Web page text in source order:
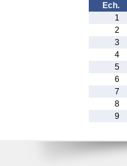
Ech.
1
2
3
4
5
6
7
8
9